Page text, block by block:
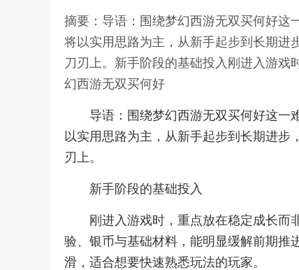
摘要：导语：围绕梦幻西游无双买何好这
将以实用思路为主，从新手起步到长期进
刀刃上。新手阶段的基础投入刚进入游戏
幻西游无双买何好
导语：围绕梦幻西游无双买何好这一
以实用思路为主，从新手起步到长期进步
刃上。
新手阶段的基础投入
刚进入游戏时，重点放在稳定成长而
验、银币与基础材料，能明显缓解前期推
滑，适合想要快速熟悉玩法的玩家。